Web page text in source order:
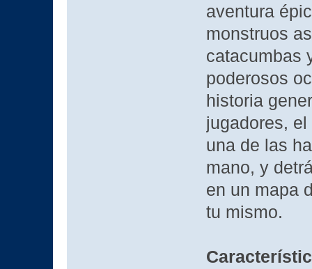
aventura
monstruos
catacumbas
poderosos
historia
jugadores,
una de las
mano, y
en un mapa
tu mismo.